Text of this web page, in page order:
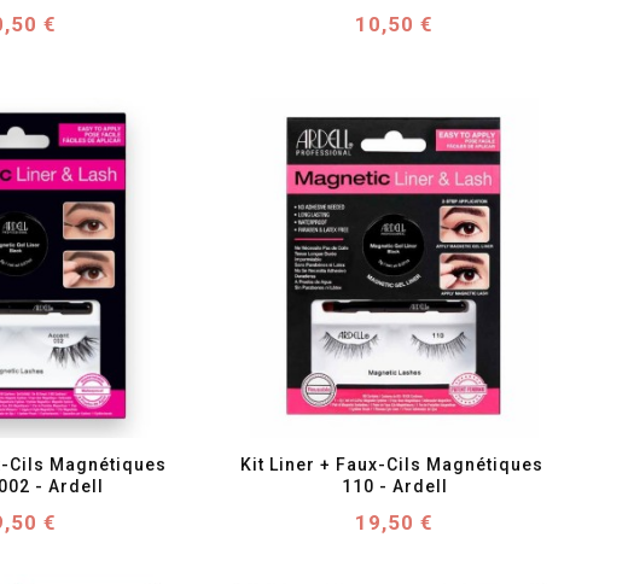
€ Prix
10,50 €
favorite_border visibility
Cils Magnétiques
- Ardell
€
favorite_border visibility
Kit Liner + Faux-Cils Magnétiques
110 - Ardell
Prix
19,50 €